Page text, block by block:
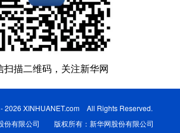
扫描二维码，关注新华网
2026 XINHUANET.com All Rights Reserved.
份有限公司 版权所有：新华网股份有限公司